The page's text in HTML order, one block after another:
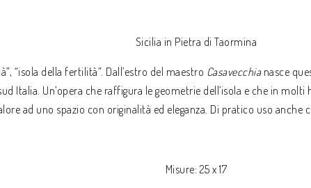
Sicilia in Pietra di Taormina
“isola della fertilità”. Dall’estro del maestro Casavecchianasce
Italia. Un’opera che raffigura le geometrie dell’isola e che in
ad uno spazio con originalità ed eleganza. Di pratico uso anche
Misure: 25 x 17